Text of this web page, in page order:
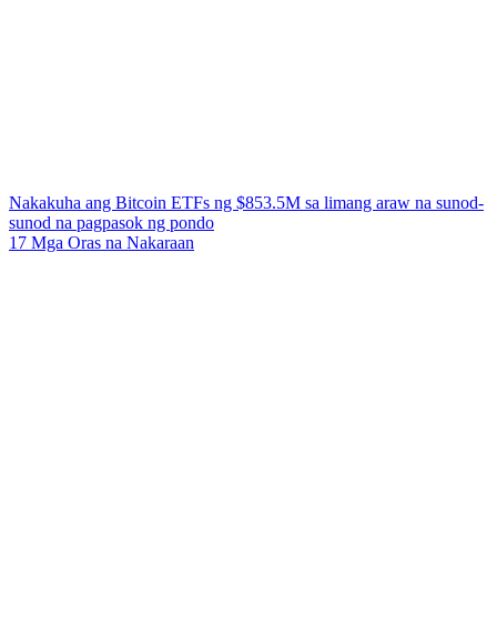
Nakakuha ang Bitcoin ETFs ng $853.5M sa limang araw na sunod-
sunod na pagpasok ng pondo
17 Mga Oras na Nakaraan